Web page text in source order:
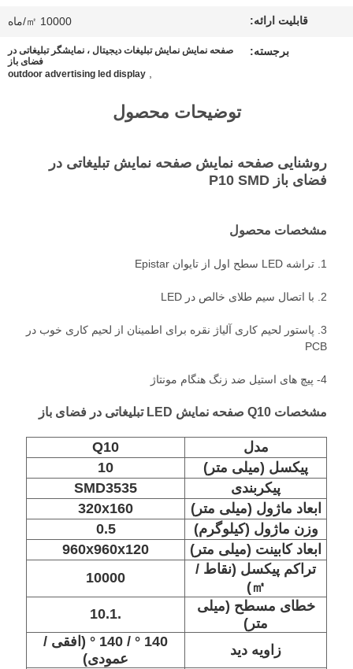
سایت
سیاست
حفظ
خصوصی
قابلیت ارائه: 10000 ㎡/ماه
برجسته:
صفحه نمایش نمایش تبلیغات دیجیتال ، نمایشگر تبلیغاتی در
فضای باز
outdoor advertising led display
توضیحات محصول
روشنایی صفحه نمایش صفحه نمایش تبلیغاتی در
فضای باز P10 SMD
مشخصات محصول
1. تراشه LED سطح اول از تایوان Epistar
2. با اتصال سیم طلای خالص در LED
3. پاستور لحیم کاری آلیاژ نقره برای اطمینان از لحیم کاری خوب در
PCB
4- پیچ های استیل ضد زنگ هنگام مونتاژ
مشخصات Q10 صفحه نمایش LED تبلیغاتی در فضای باز
مدل
Q10
پیکسل (میلی متر)
10
پیکربندی
SMD3535
ابعاد ماژول (میلی متر)
320x160
وزن ماژول (کیلوگرم)
0.5
ابعاد کابینت (میلی متر)
960x960x120
تراکم پیکسل (نقاط /
㎡)
10000
خطای مسطح (میلی
متر)
.10.1
زاویه دید
140 ° / 140 ° (افقی /
عمودی)